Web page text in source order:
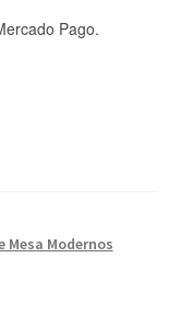
Pago.
Mesa Modernos